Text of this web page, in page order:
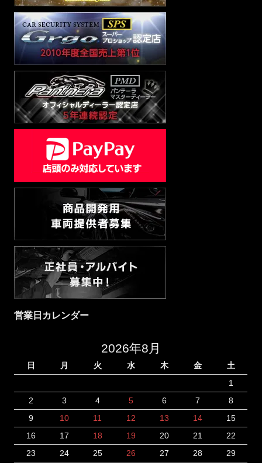
営業日カレンダー
2026年8月
日 月 火 水 木 金
土
1
2
3 4 5 6 7
8
9
10 11 12 13 14
15
16
17 18 19 20 21
22
23
24 25 26 27 28
29